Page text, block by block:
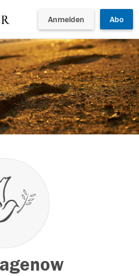
Anmelden Abo